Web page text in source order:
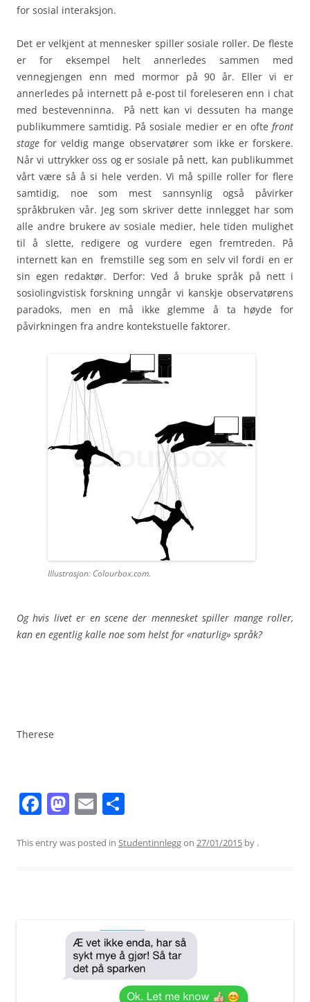
for sosial interaksjon.
Det er velkjent at mennesker spiller sosiale roller. De fleste
er for eksempel helt annerledes sammen med
vennegjengen enn med mormor på 90 år. Eller vi er
annerledes på internett på e-post til foreleseren enn i chat
med bestevenninna. På nett kan vi dessuten ha mange
publikummere samtidig. På sosiale medier er en ofte front
stage for veldig mange observatører som ikke er forskere.
Når vi uttrykker oss og er sosiale på nett, kan publikummet
vårt være så å si hele verden. Vi må spille roller for flere
samtidig, noe som mest sannsynlig også påvirker
språkbruken vår. Jeg som skriver dette innlegget har som
alle andre brukere av sosiale medier, hele tiden mulighet
til å slette, redigere og vurdere egen fremtreden. På
internett kan en fremstille seg som en selv vil fordi en er
sin egen redaktør. Derfor: Ved å bruke språk på nett i
sosiolingvistisk forskning unngår vi kanskje observatørens
paradoks, men en må ikke glemme å ta høyde for
påvirkningen fra andre kontekstuelle faktorer.
Illustrasjon: Colourbox.com.
Og hvis livet er en scene der mennesket spiller mange roller,
kan en egentlig kalle noe som helst for «naturlig» språk?
Therese
F
c
M
st
n
E
ai ar
This entry was posted in Studentinnleggon 27/01/2015 by .